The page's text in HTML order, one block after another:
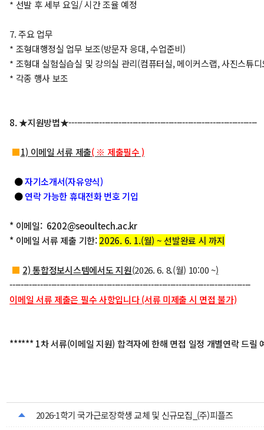
* 선발 후 세부 요일/ 시간 조율 예정
7. 주요 업무
* 조형대행정실 업무 보조(방문자 응대, 수업준비)
* 조형대 실험실습실 및 강의실 관리(컴퓨터실, 메이커스랩, 사진스튜
* 각종 행사 보조
8. ★지원방법★--------------------------------------------------------------------
■1) 이메일 서류 제출( ※ 제출필수 )
●자기소개서(자유양식)
●연락 가능한 휴대전화 번호 기입
* 이메일: 6202@seoultech.ac.kr
* 이메일 서류 제출 기한:2026. 6. 1.(월) ~ 선발완료 시 까지
■ 2) 통합정보시스템에서도 지원(2026. 6. 8.(월) 10:00 ~)
---------------------------------------------------------------------------------------
이메일 서류 제출은 필수 사항입니다 (서류 미제출 시 면접 불가)
****** 1차 서류(이메일 지원) 합격자에 한해 면접 일정 개별연락 드릴
2026-1학기 국가근로장학생 교체 및 신규모집_(주)피플즈